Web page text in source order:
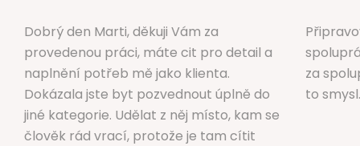
Dobrý den Marti, děkuji Vám za
provedenou práci, máte cit pro detail a
naplnění potřeb mě jako klienta.
Dokázala jste byt pozvednout úplně do
jiné kategorie. Udělat z něj místo, kam se
člověk rád vrací, protože je tam cítit
za
to smysl.